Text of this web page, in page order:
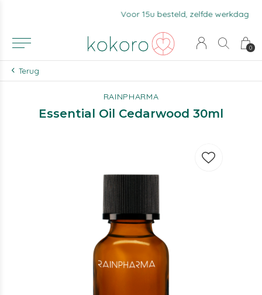
0
Voor 15u besteld, zelfde werkdag verzonden.
Terug
RAINPHARMA
Essential Oil Cedarwood 30ml